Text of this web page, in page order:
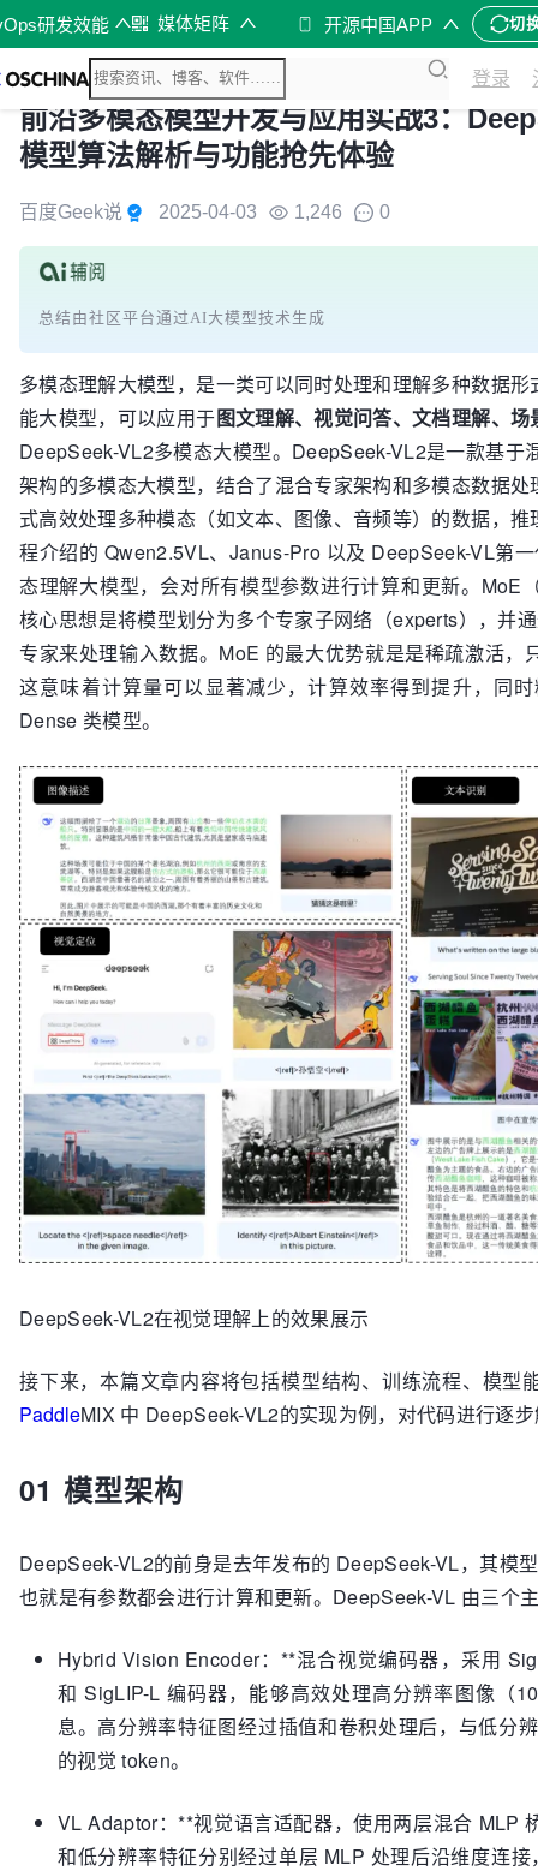
研发效能 媒体矩阵 开源中国APP 切
登录
前沿多模态模型开发与应用实战3：
模型算法解析与功能抢先体验
百度Geek说 2025-04-03 1,246 0
总结由社区平台通过AI大模型技术生成
多模态理解大模型，是一类可以同时处理和理解多种数据
能大模型，可以应用于图文理解、视觉问答、文档理解、场
DeepSeek-VL2多模态大模型。DeepSeek-VL2是一款基
架构的多模态大模型，结合了混合专家架构和多模态数据
式高效处理多种模态（如文本、图像、音频等）的数据，
程介绍的 Qwen2.5VL、Janus-Pro 以及 DeepSeek-VL第
态理解大模型，会对所有模型参数进行计算和更新。MoE
核心思想是将模型划分为多个专家子网络（experts），并
专家来处理输入数据。MoE 的最大优势就是是稀疏激活，
这意味着计算量可以显著减少，计算效率得到提升，同
Dense 类模型。
DeepSeek-VL2在视觉理解上的效果展示
接下来，本篇文章内容将包括模型结构、训练流程、模型
PaddleMIX 中 DeepSeek-VL2的实现为例，对代码进行逐
01 模型架构
DeepSeek-VL2的前身是去年发布的 DeepSeek-VL，其模
也就是有参数都会进行计算和更新。DeepSeek-VL 由三个
Hybrid Vision Encoder：**混合视觉编码器，采用
和 SigLIP-L 编码器，能够高效处理高分辨率图像（
息。高分辨率特征图经过插值和卷积处理后，与低分
的视觉 token。
VL Adaptor：**视觉语言适配器，使用两层混合 MLP
和低分辨率特征分别经过单层 MLP 处理后沿维度连